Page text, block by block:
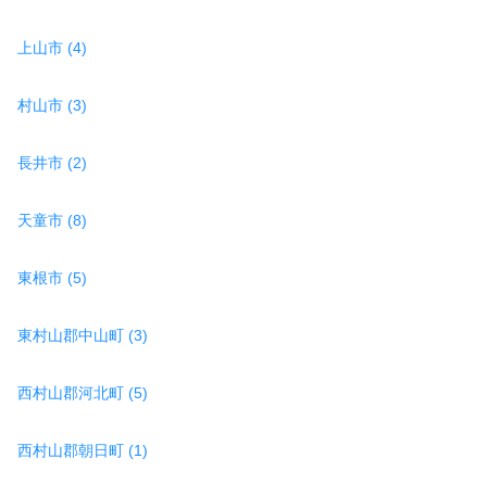
上山市 (4)
村山市 (3)
長井市 (2)
天童市 (8)
東根市 (5)
東村山郡中山町 (3)
西村山郡河北町 (5)
西村山郡朝日町 (1)